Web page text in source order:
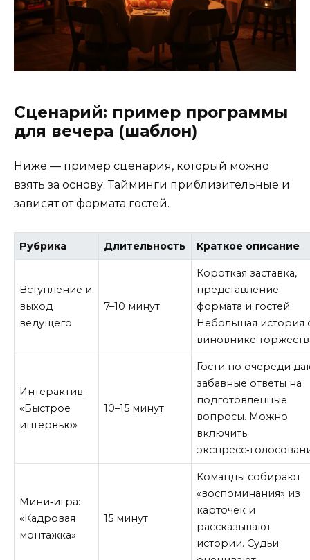
Сценарий: пример программы
для вечера (шаблон)
Ниже — пример сценария, который можно
взять за основу. Тайминги приблизительные и
зависят от формата гостей.
Рубрика Длительность Краткое описание
Вступление и
выход
ведущего
7–10 минут
Короткая заставка,
представление
формата и гостей.
Небольшая история
виновнике
Интерактив:
«Быстрое
интервью»
10–15 минут
Гости по очереди
забавные ответы на
подготовленные
вопросы. Можно
включить
Мини‑игра:
«Кадровая
монтажка»
15 минут
Команды собирают
«воспоминания» из
карточек и
рассказывают
истории. Судьи